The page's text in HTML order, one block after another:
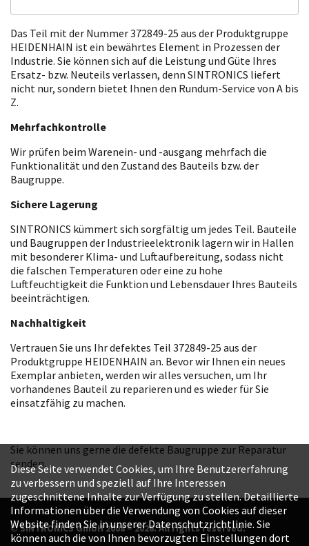
Das Teil mit der Nummer 372849-25 aus der Produktgruppe
HEIDENHAIN ist ein bewährtes Element in Prozessen der
Industrie. Sie können sich auf die Leistung und Güte Ihres
Ersatz- bzw. Neuteils verlassen, denn SINTRONICS liefert
nicht nur, sondern bietet Ihnen den Rundum-Service von A bis
Z.
Mehrfachkontrolle
Wir prüfen beim Warenein- und -ausgang mehrfach die
Funktionalität und den Zustand des Bauteils bzw. der
Baugruppe.
Sichere Lagerung
SINTRONICS kümmert sich sorgfältig um jedes Teil. Bauteile
und Baugruppen der Industrieelektronik lagern wir in Hallen
mit besonderer Klima- und Luftaufbereitung, sodass nicht
die falschen Temperaturen oder eine zu hohe
Luftfeuchtigkeit die Funktion und Lebensdauer Ihres Bauteils
beeinträchtigen.
Nachhaltigkeit
Vertrauen Sie uns Ihr defektes Teil 372849-25 aus der
Produktgruppe HEIDENHAIN an. Bevor wir Ihnen ein neues
Exemplar anbieten, werden wir alles versuchen, um Ihr
vorhandenes Bauteil zu reparieren und es wieder für Sie
einsatzfähig zu machen.
Sie können uns gerne die defekte Baugruppe zur Reparatur
senden.
© SINTRONICS GmbH 2008 – 2026. All rights reserved.
Diese Seite verwendet Cookies, um Ihre Benutzererfahrung
zu verbessern und speziell auf Ihre Interessen
zugeschnittene Inhalte zur Verfügung zu stellen. Detaillierte
Informationen über die Verwendung von Cookies auf dieser
Website finden Sie in unserer Datenschutzrichtlinie. Sie
können auch die von Ihnen bevorzugten Einstellungen dort